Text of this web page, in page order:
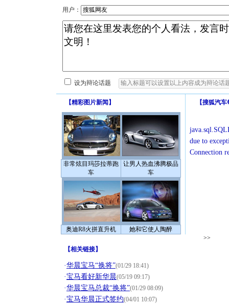
用户：
设为辩论话题
【精彩图片新闻 】
非常炫目玛莎拉蒂跑
车
让男人热血沸腾极品
车
奥迪R8火拼直升机 她和它使人陶醉
【搜狐汽车
due to
Connection
>>
【相关链接】
·华晨宝马“换将”(01/29 18:41)
·宝马看好新华晨(05/19 09:17)
·华晨宝马总裁“换将”(01/29 08:09)
·宝马华晨正式签约(04/01 10:07)